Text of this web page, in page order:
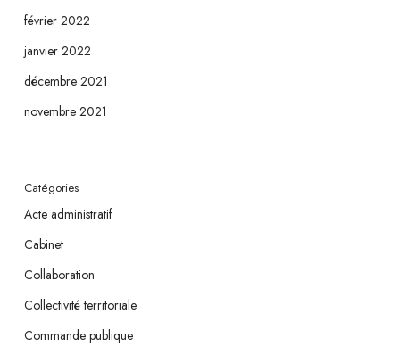
février 2022
janvier 2022
décembre 2021
novembre 2021
Catégories
Acte administratif
Cabinet
Collaboration
Collectivité territoriale
Commande publique